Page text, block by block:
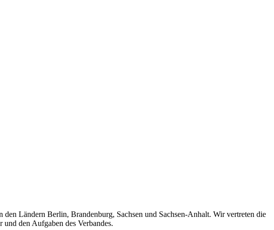
Ländern Berlin, Brandenburg, Sachsen und Sachsen-Anhalt. Wir vertreten die
den Aufgaben des Verbandes.